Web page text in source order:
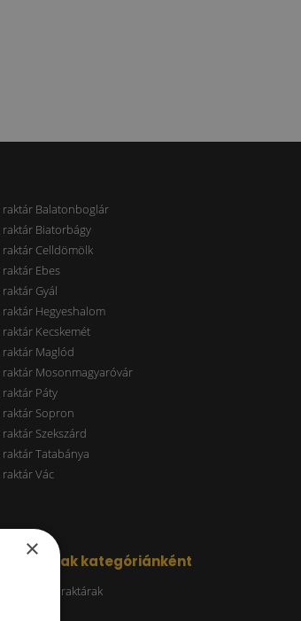
raktár Balatonboglár
raktár Biatorbágy
raktár Celldömölk
Ebes
Gyál
Hegyeshalom
Kecskemét
raktár Maglód
raktár Mosonmagyaróvár
Páty
raktár Sopron
Szekszárd
Tatabánya
Vác
raktárak kategóriánként
raktárak
×